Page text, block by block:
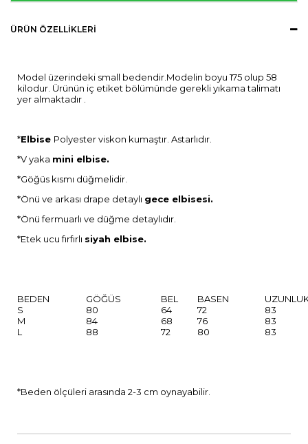
ÜRÜN ÖZELLIKLERI
Model üzerindeki small bedendir.Modelin boyu 175 olup 58
kilodur. Ürünün iç etiket bölümünde gerekli yıkama talimatı
yer almaktadır .
*Elbise Polyester viskon kumaştır. Astarlıdır.
*V yaka mini elbise.
*Göğüs kısmı düğmelidir.
*Önü ve arkası drape detaylı gece elbisesi.
*Önü fermuarlı ve düğme detaylıdır.
*Etek ucu fırfırlı siyah elbise.
BEDEN GÖĞÜS BEL BASEN
S
80 64 72
83
M
84 68 76
83
L
88 72 80 83
*Beden ölçüleri arasında 2-3 cm oynayabilir.